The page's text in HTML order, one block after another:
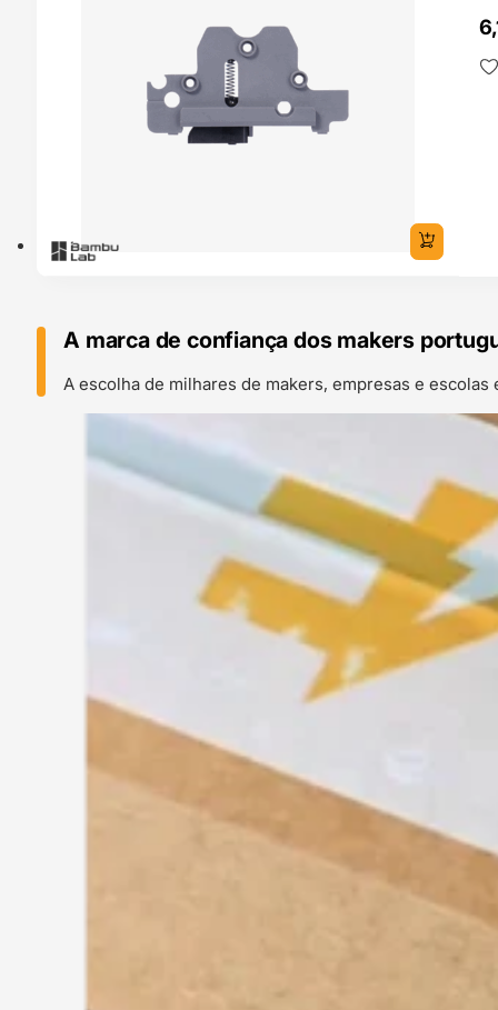
A marca de confiança dos makers
A escolha de milhares de makers, empresas e escolas